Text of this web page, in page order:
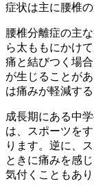
症状は主に腰椎
腰椎分離症の主
ら太ももにかけ
痛と結びつく場
が生じることが
は痛みが軽減す
成長期にある中
は、スポーツを
ります。逆に、
ときに痛みを感
気付くこともあり